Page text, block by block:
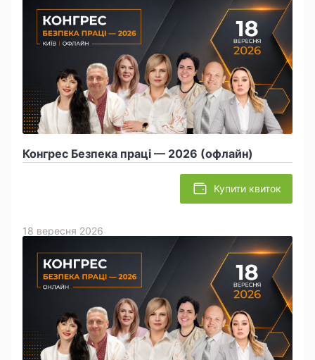
Конгрес Безпека праці — 2026 (офлайн)
Купити квиток
18 вересня 2026